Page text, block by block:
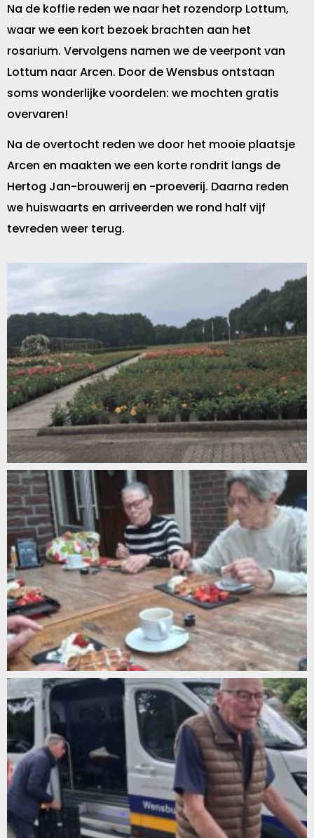
Na de koffie reden we naar het rozendorp Lottum,
waar we een kort bezoek brachten aan het
rosarium. Vervolgens namen we de veerpont van
Lottum naar Arcen. Door de Wensbus ontstaan
soms wonderlijke voordelen: we mochten gratis
overvaren!
Na de overtocht reden we door het mooie plaatsje
Arcen en maakten we een korte rondrit langs de
Hertog Jan-brouwerij en -proeverij. Daarna reden
we huiswaarts en arriveerden we rond half vijf
tevreden weer terug.